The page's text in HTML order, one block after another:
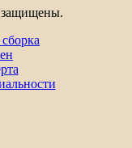
защищены.